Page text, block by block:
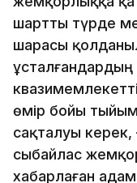
шартты түрде
шарасы
өмір бойы
сақталуы
сыбайлас
хабарлаған